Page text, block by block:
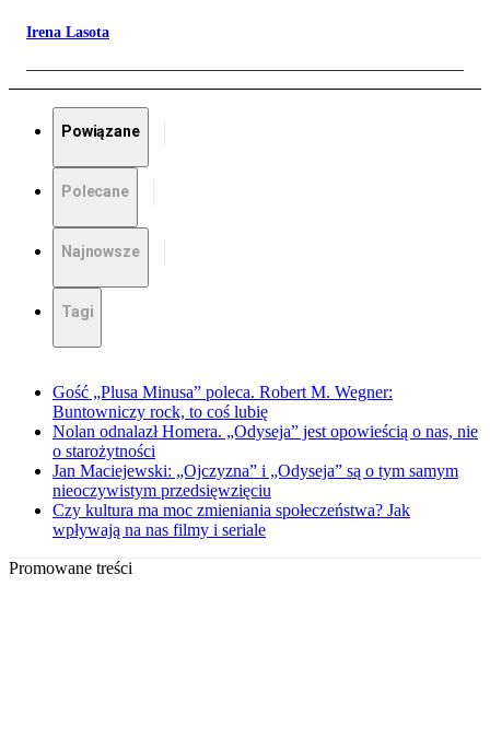
Irena Lasota
Powiązane
Polecane
Najnowsze
Tagi
Gość „Plusa Minusa” poleca. Robert M. Wegner:
Buntowniczy rock, to coś lubię
Nolan odnalazł Homera. „Odyseja” jest opowieścią o nas, nie
o starożytności
Jan Maciejewski: „Ojczyzna” i „Odyseja” są o tym samym
nieoczywistym przedsięwzięciu
Czy kultura ma moc zmieniania społeczeństwa? Jak
wpływają na nas filmy i seriale
Promowane treści